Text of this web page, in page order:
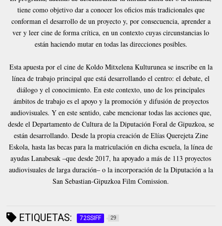
tiene como objetivo dar a conocer los oficios más tradicionales que
conforman el desarrollo de un proyecto y, por consecuencia, aprender a
ver y leer cine de forma crítica, en un contexto cuyas circunstancias lo
están haciendo mutar en todas las direcciones posibles.
Esta apuesta por el cine de Koldo Mitxelena Kulturunea se inscribe en la
línea de trabajo principal que está desarrollando el centro: el debate, el
diálogo y el conocimiento. En este contexto, uno de los principales
ámbitos de trabajo es el apoyo y la promoción y difusión de proyectos
audiovisuales. Y en este sentido, cabe mencionar todas las acciones que,
desde el Departamento de Cultura de la Diputación Foral de Gipuzkoa, se
están desarrollando. Desde la propia creación de Elías Querejeta Zine
Eskola, hasta las becas para la matriculación en dicha escuela, la línea de
ayudas Lanabesak –que desde 2017, ha apoyado a más de 113 proyectos
audiovisuales de larga duración– o la incorporación de la Diputación a la
San Sebastian-Gipuzkoa Film Comission.
ETIQUETAS: 72SSIFF 29